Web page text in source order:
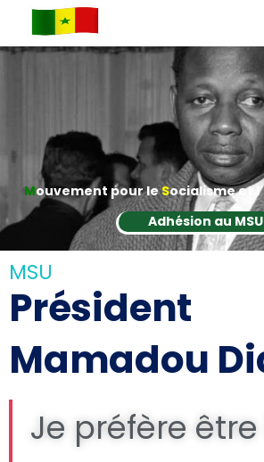
Mouvement pour leSocialisme et l'
Adhésion au MSU
MSU
Président
Mamadou
Je préfère